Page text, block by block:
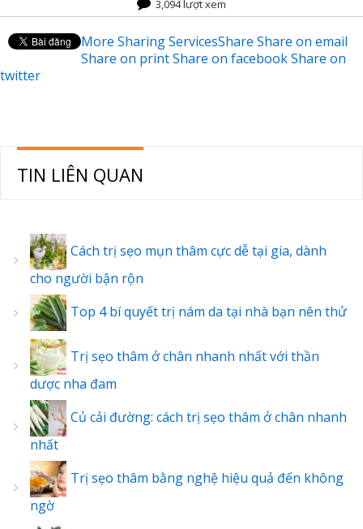
3,094 lượt xem
More Sharing ServicesShare Share on email
Share on printShare on facebookShare on
twitter
TIN LIÊN QUAN
Cách trị sẹo mụn thâm cực dễ tại gia, dành
cho người bận rộn
Top 4 bí quyết trị nám da tại nhà bạn nên thử
Trị sẹo thâm ở chân nhanh nhất với thần
dược nha đam
Củ cải đường: cách trị sẹo thâm ở chân nhanh
nhất
Trị sẹo thâm bằng nghệ hiệu quả đến không
ngờ